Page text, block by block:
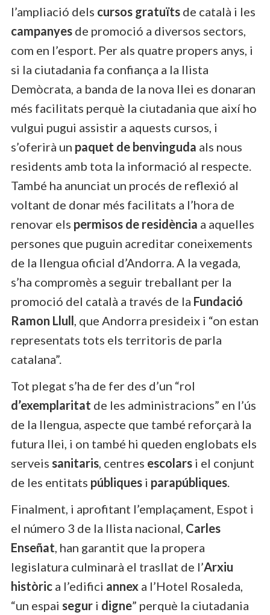
l’ampliació dels cursos gratuïts de català i les
campanyes de promoció a diversos sectors,
com en l’esport. Per als quatre propers anys, i
si la ciutadania fa confiança a la llista
Demòcrata, a banda de la nova llei es donaran
més facilitats perquè la ciutadania que així ho
vulgui pugui assistir a aquests cursos, i
s’oferirà un paquet de benvinguda als nous
residents amb tota la informació al respecte.
També ha anunciat un procés de reflexió al
voltant de donar més facilitats a l’hora de
renovar els permisos de residència a aquelles
persones que puguin acreditar coneixements
de la llengua oficial d’Andorra. A la vegada,
s’ha compromès a seguir treballant per la
promoció del català a través de la Fundació
Ramon Llull, que Andorra presideix i “on estan
representats tots els territoris de parla
catalana”.
Tot plegat s’ha de fer des d’un “rol
d’exemplaritat de les administracions” en l’ús
de la llengua, aspecte que també reforçarà la
futura llei, i on també hi queden englobats els
serveis sanitaris, centres escolars i el conjunt
de les entitats públiques i parapúbliques.
Finalment, i aprofitant l’emplaçament, Espot i
el número 3 de la llista nacional, Carles
Enseñat, han garantit que la propera
legislatura culminarà el trasllat de l’Arxiu
històric a l’edifici annex a l’Hotel Rosaleda,
“un espai segur i digne” perquè la ciutadania